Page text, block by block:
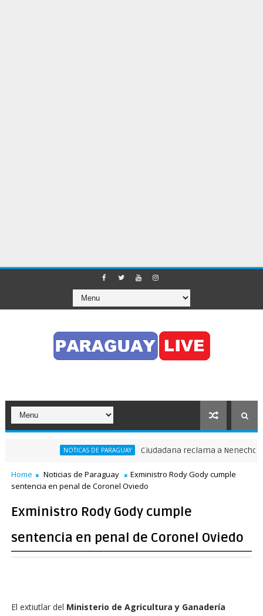
NOTICAS DE PARAGUAY Ciudadana reclama a Nenecho:
pleno Puente de la Amistad
Home Noticias de Paraguay
Exministro Rody Gody cumple
sentencia en penal de Coronel Oviedo
Exministro Rody Gody cumple
sentencia en penal de Coronel Oviedo
El extiutlar del Ministerio de Agricultura y Ganadería